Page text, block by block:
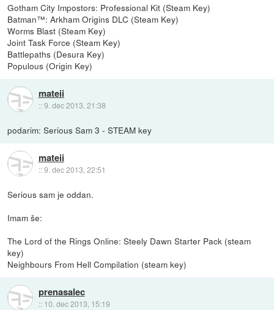
Gotham City Impostors: Professional Kit (Steam Key)
Batman™: Arkham Origins DLC (Steam Key)
Worms Blast (Steam Key)
Joint Task Force (Steam Key)
Battlepaths (Desura Key)
Populous (Origin Key)
mateii
::9. dec 2013, 21:38
podarim: Serious Sam 3 - STEAM key
mateii
::9. dec 2013, 22:51
Serious sam je oddan.
Imam še:
The Lord of the Rings Online: Steely Dawn Starter Pack (steam
key)
Neighbours From Hell Compilation (steam key)
prenasalec
:: 10. dec 2013, 15:19